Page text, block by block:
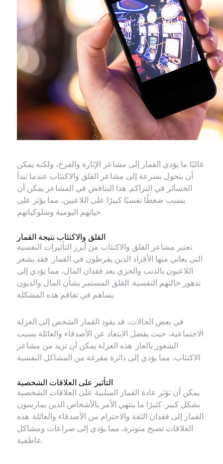
غالبًا ما يؤدي القمار إلى مشاعر الإثارة والفرح، ولكنه يمكن
أن يتحول بسرعة إلى مشاعر القلق والاكتئاب عندما تبدأ
الخسائر في التراكم. هذا التناقض في المشاعر يمكن أن
يسبب ضغطًا نفسيًا كبيرًا على اللاعبين، مما يؤثر على
حياتهم اليومية وسلوكياتهم.
القلق والاكتئاب نتيجة القمار
تعتبر مشاعر القلق والاكتئاب من أبرز التأثيرات النفسية
التي يعاني منها الأفراد الذين يفرطون في القمار. فقد يشعر
اللاعبون بالذنب والخزي بعد فقدان المال، مما يؤدي إلى
تدهور حالتهم النفسية. القلق المستمر بشأن المال والديون
يساهم في تفاقم هذه المشكلة.
في بعض الحالات، قد يقود القمار الشخص إلى العزلة
الاجتماعية، حيث يفضل الابتعاد عن الأصدقاء والعائلة بسبب
الشعور بالعار. هذه العزلة يمكن أن تزيد من مشاعر
الاكتئاب، مما يؤدي إلى دائرة مفرغة من المشاكل النفسية.
التأثير على العلاقات الشخصية
يمكن أن تؤثر عادة القمار السلبية على العلاقات الشخصية
بشكل كبير. كثيرًا ما ينتهي الأمر بالأشخاص الذين يمارسون
القمار إلى فقدان الثقة والاحترام من الأصدقاء والعائلة. هذه
العلاقات تصبح متوترة، مما يؤدي إلى صراعات ومشاكل
عاطفية.